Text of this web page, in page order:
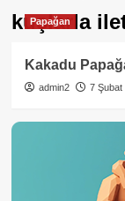
kuşlarla
Papağan
Kakadu
admin2 7 Şubat